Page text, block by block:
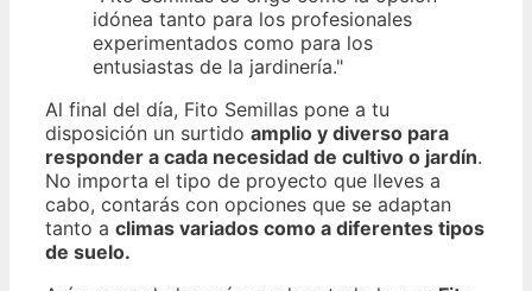
idónea tanto para los profesionales
experimentados como para los
entusiastas de la jardinería."
Al final del día, Fito Semillas pone a tu
disposición un surtido amplio y diverso para
responder a cada necesidad de cultivo o jardín.
No importa el tipo de proyecto que lleves a
cabo, contarás con opciones que se adaptan
tanto a climas variados como a diferentes tipos
de suelo.